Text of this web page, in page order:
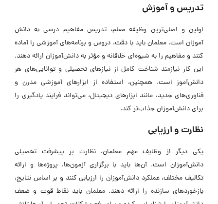
تدریس و آموزش
اولین و اصلی‌ترین وظیفه معلم، تدریس مفاهیم درسی به دانش
‌آموزان است. معلمان باید با دقت، دروس و برنامه‌های آموزشی را آماده
کنند و مفاهیم را به شیوه‌ای خلاقانه و مؤثر به دانش‌آموزان ارائه دهند.
این کار نیازمند شناخت کامل از نیازهای تحصیلی و توانایی‌های هر
دانش‌آموز است. همچنین، استفاده از ابزارهای آموزشی مدرن و
فناوری‌های جدید، مانند ابزار‌های دیجیتال، می‌تواند فرآیند یادگیری را
برای دانش‌آموزان جذاب‌تر کند.
نظارت و ارزیابی
یکی دیگر از وظایف مهم معلمان، نظارت بر پیشرفت تحصیلی
دانش‌آموزان است. آن‌ها باید با برگزاری آزمون‌ها، پروژه‌ها و ارائه
تکالیف مختلف، عملکرد دانش‌آموزان را ارزیابی کنند و بر اساس نتایج،
بازخوردهای سازنده را ارائه دهند. معلمان باید نقاط قوت و ضعف